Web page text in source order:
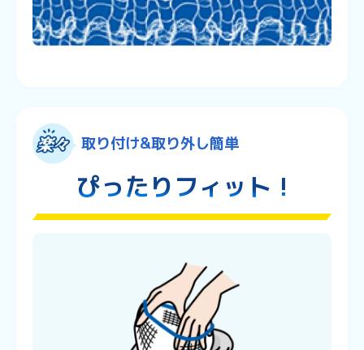
取り付け&取り外し簡単
ぴったりフィット !